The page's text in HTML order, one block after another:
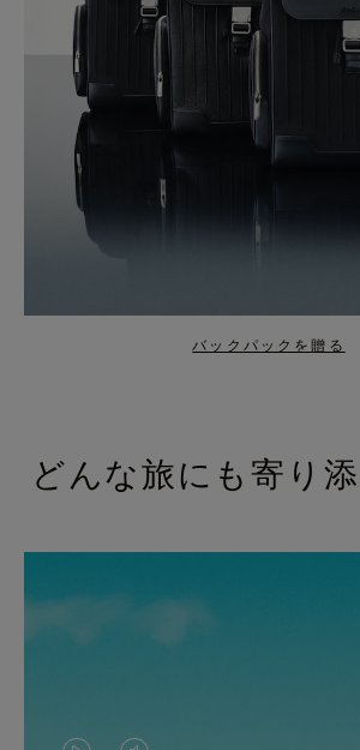
バックパックを贈る
どんな旅にも寄り